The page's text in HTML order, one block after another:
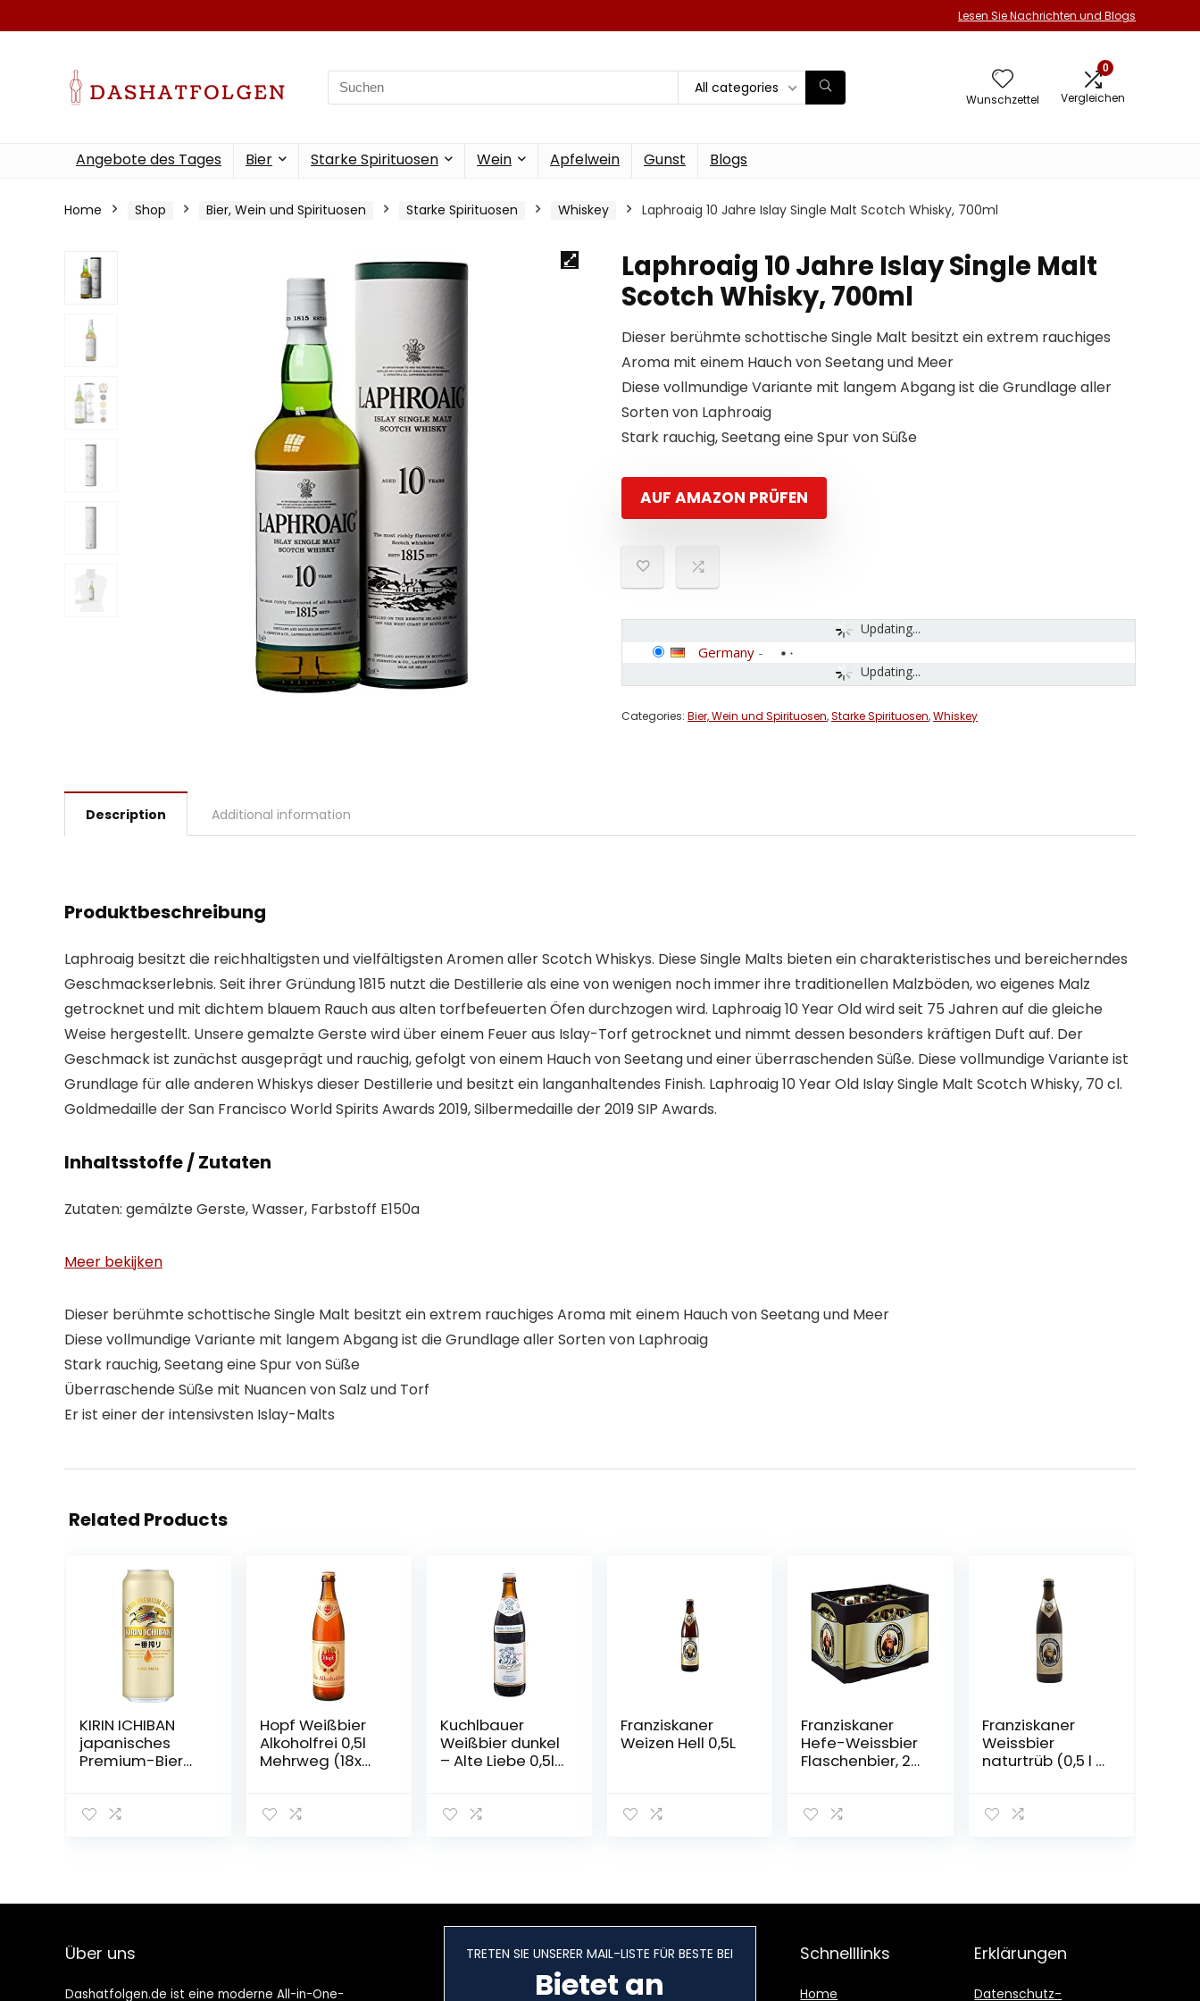
Lesen Sie Nachrichten und Blogs
Search
for:
All categories
Wunschzettel
0
Vergleichen
Angebote des Tages Bier Starke Spirituosen Wein Apfelwein Gunst Blogs
Home Shop Bier, Wein und Spirituosen Starke Spirituosen Whiskey Laphroaig 10 Jahre Islay Single Malt Scotch Whisky, 700ml
Laphroaig 10 Jahre Islay Single Malt
Scotch Whisky, 700ml
Dieser berühmte schottische Single Malt besitzt ein extrem rauchiges
Aroma mit einem Hauch von Seetang und Meer
Diese vollmundige Variante mit langem Abgang ist die Grundlage aller
Sorten von Laphroaig
Stark rauchig, Seetang eine Spur von Süße
AUF AMAZON PRÜFEN
Updating...
Updating...
Germany -
Categories: Bier, Wein und Spirituosen,Starke Spirituosen,Whiskey
Description Additional information
Produktbeschreibung
Laphroaig besitzt die reichhaltigsten und vielfältigsten Aromen aller Scotch Whiskys. Diese Single Malts bieten ein charakteristisches und bereicherndes
Geschmackserlebnis. Seit ihrer Gründung 1815 nutzt die Destillerie als eine von wenigen noch immer ihre traditionellen Malzböden, wo eigenes Malz
getrocknet und mit dichtem blauem Rauch aus alten torfbefeuerten Öfen durchzogen wird. Laphroaig 10 Year Old wird seit 75 Jahren auf die gleiche
Weise hergestellt. Unsere gemalzte Gerste wird über einem Feuer aus Islay-Torf getrocknet und nimmt dessen besonders kräftigen Duft auf. Der
Geschmack ist zunächst ausgeprägt und rauchig, gefolgt von einem Hauch von Seetang und einer überraschenden Süße. Diese vollmundige Variante ist
Grundlage für alle anderen Whiskys dieser Destillerie und besitzt ein langanhaltendes Finish. Laphroaig 10 Year Old Islay Single Malt Scotch Whisky, 70 cl.
Goldmedaille der San Francisco World Spirits Awards 2019, Silbermedaille der 2019 SIP Awards.
Inhaltsstoffe / Zutaten
Zutaten: gemälzte Gerste, Wasser, Farbstoff E150a
Meer bekijken
Dieser berühmte schottische Single Malt besitzt ein extrem rauchiges Aroma mit einem Hauch von Seetang und Meer
Diese vollmundige Variante mit langem Abgang ist die Grundlage aller Sorten von Laphroaig
Stark rauchig, Seetang eine Spur von Süße
Überraschende Süße mit Nuancen von Salz und Torf
Er ist einer der intensivsten Islay-Malts
Related Products
KIRIN ICHIBAN
japanisches
Premium-Bier
Press Verfahren
Hopf Weißbier
Alkoholfrei 0,5l
Mehrweg (18x
Kuchlbauer
Weißbier dunkel
– Alte Liebe 0,5l
Franziskaner
Weizen Hell 0,5L
Franziskaner
Hefe-Weissbier
Flaschenbier, 20
Franziskaner
Weissbier
naturtrüb (0,5 l /
Über uns
Dashatfolgen.de ist eine moderne All-in-One-
TRETEN SIE UNSERER MAIL-LISTE FÜR BESTE BEI
Bietet an
Schnelllinks
Home
Erklärungen
Datenschutz-